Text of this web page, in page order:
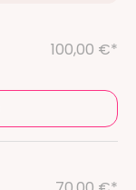
100,00 €*